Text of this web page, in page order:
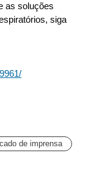
as soluções
siga
de imprensa